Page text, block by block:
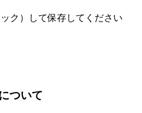
ク）して保存してください
ついて